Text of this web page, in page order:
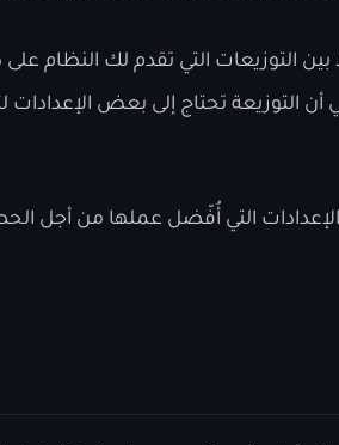
بين التوزيعات التي تقدم لك النظام
التوزيعة تحتاج إلى بعض الإعدادات
التي أُفّضل عملها من أجل